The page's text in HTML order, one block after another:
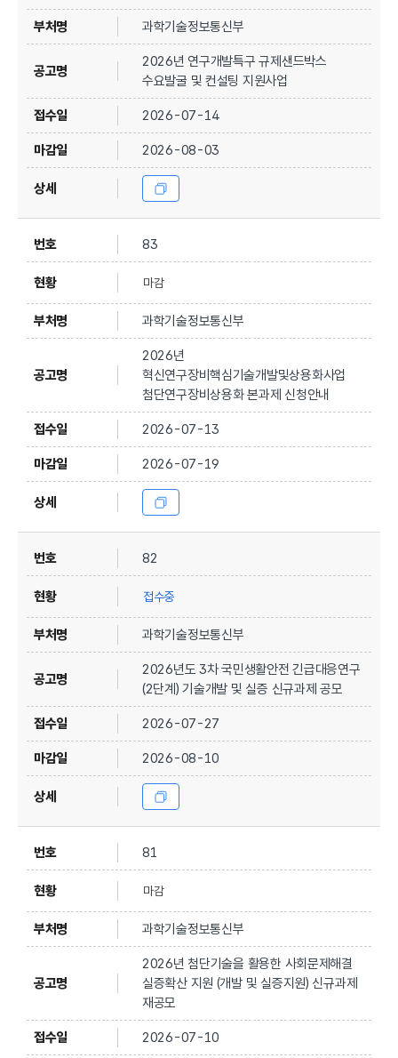
과학기술정보통신부
2026년 연구개발특구 규제샌드박스
수요발굴 및 컨설팅 지원사업
2026-07-14
2026-08-03
83
마감
과학기술정보통신부
2026년
혁신연구장비핵심기술개발및상용화사업
첨단연구장비상용화 본과제 신청안내
2026-07-13
2026-07-19
82
접수중
과학기술정보통신부
2026년도 3차 국민생활안전 긴급대응연구
(2단계) 기술개발 및 실증 신규과제 공모
2026-07-27
2026-08-10
81
마감
과학기술정보통신부
2026년 첨단기술을 활용한 사회문제해결
실증확산 지원 (개발 및 실증지원) 신규과제
재공모
2026-07-10